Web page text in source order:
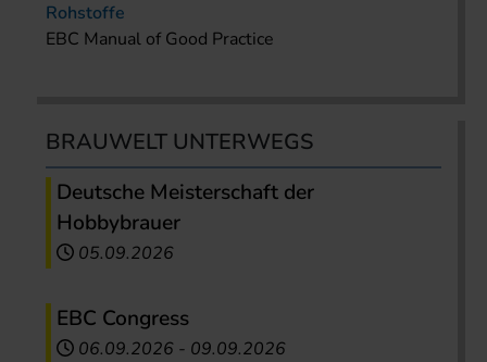
Rohstoffe
EBC Manual of Good Practice
BRAUWELT UNTERWEGS
Deutsche Meisterschaft der
Hobbybrauer
05.09.2026
EBC Congress
06.09.2026 - 09.09.2026